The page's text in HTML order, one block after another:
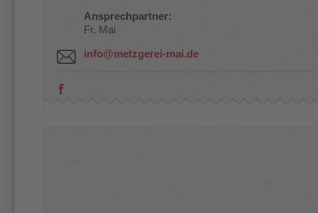
Ansprechpartner:
Fr. Mai
info@metzgerei-mai.de